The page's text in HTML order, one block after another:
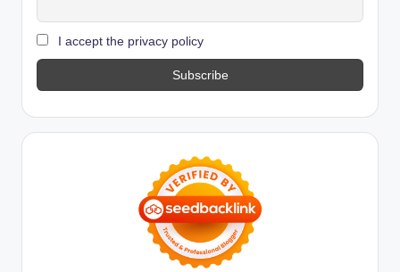
I accept the privacy policy